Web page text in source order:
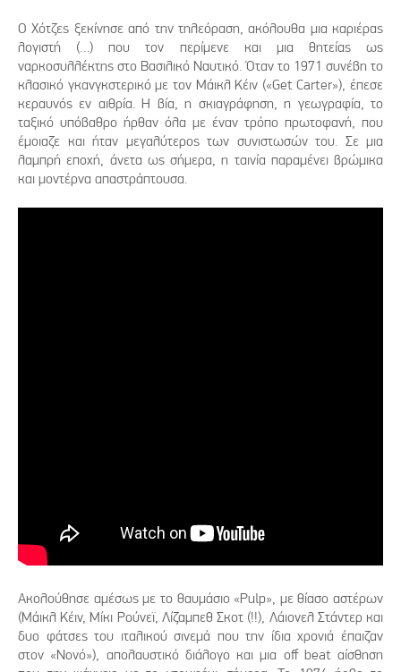
Ο Χότζες ξεκίνησε από την τηλεόραση, ακόλουθα μια καριέρας
λογιστή (…) που τον περίμενε και μια θητείας ως
ναρκοσυλλέκτης στο Βασιλικό Ναυτικό. Όταν το 1971 συνέβη το
κλασικό γκανγκστερικό με τον Μάικλ Κέιν («Get Carter»), έπεσε
κεραυνός εν αιθρία. Η βία, η σκιαγράφηση, η γεωγραφία, το
ταξικό υπόβαθρο ήρθαν όλα με έναν τρόπο πρωτοφανή, που
έμοιαζε και ήταν μεγαλύτερος των συνιστωσών του. Σε μια
λαμπρή εποχή, άνετα ως σήμερα, η ταινία παραμένει βρώμικα
και μοντέρνα απαστράπτουσα.
Ακολούθησε αμέσως με το θαυμάσιο «Pulp», με θίασο αστέρων
(Μάικλ Κέιν, Μίκι Ρούνεϊ, Λίζαμπεθ Σκοτ (!!), Λάιονελ Στάντερ και
δυο φάτσες του ιταλικού σινεμά που την ίδια χρονιά έπαιζαν
στον «Νονό»), απολαυστικό διάλογο και μια off beat αίσθηση